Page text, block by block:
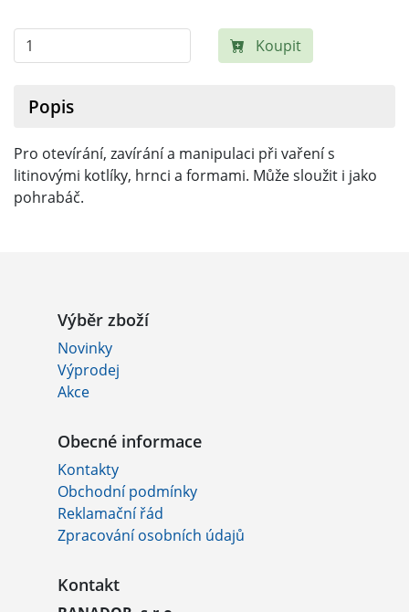
Koupit
Popis
Pro otevírání, zavírání a manipulaci při vaření s
litinovými kotlíky, hrnci a formami. Může sloužit i jako
pohrabáč.
Výběr zboží
Novinky
Výprodej
Akce
Obecné informace
Kontakty
Obchodní podmínky
Reklamační řád
Zpracování osobních údajů
Kontakt